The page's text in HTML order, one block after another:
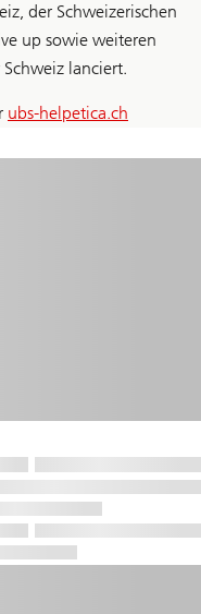
der Schweizerischen
up sowie weiteren
lanciert.
ubs-helpetica.ch